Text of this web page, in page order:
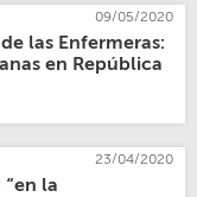
09/05/2020
las Enfermeras:
en República
23/04/2020
la